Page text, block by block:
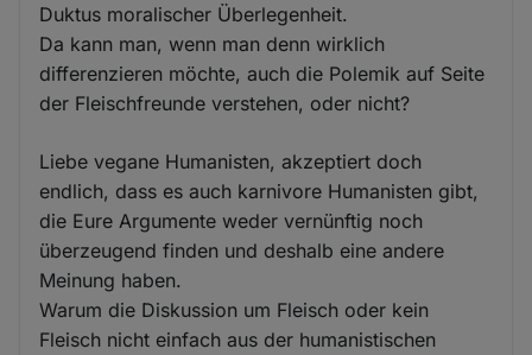
Duktus moralischer Überlegenheit.
Da kann man, wenn man denn wirklich
differenzieren möchte, auch die Polemik auf Seite
der Fleischfreunde verstehen, oder nicht?
Liebe vegane Humanisten, akzeptiert doch
endlich, dass es auch karnivore Humanisten gibt,
die Eure Argumente weder vernünftig noch
überzeugend finden und deshalb eine andere
Meinung haben.
Warum die Diskussion um Fleisch oder kein
Fleisch nicht einfach aus der humanistischen